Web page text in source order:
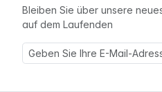
Bleiben Sie über unsere
auf dem Laufenden